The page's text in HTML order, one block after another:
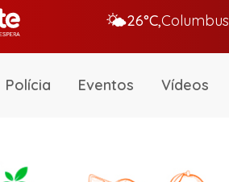
🌤️26°C,Columbus
Polícia Eventos Vídeos